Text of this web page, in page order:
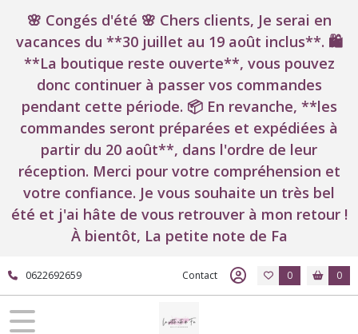
🌸 Congés d'été 🌸 Chers clients, Je serai en
vacances du **30 juillet au 19 août inclus**. 🛍️
**La boutique reste ouverte**, vous pouvez
donc continuer à passer vos commandes
pendant cette période. 📦 En revanche, **les
commandes seront préparées et expédiées à
partir du 20 août**, dans l'ordre de leur
réception. Merci pour votre compréhension et
votre confiance. Je vous souhaite un très bel
été et j'ai hâte de vous retrouver à mon retour !
À bientôt, La petite note de Fa
0622692659 Contact 0 0